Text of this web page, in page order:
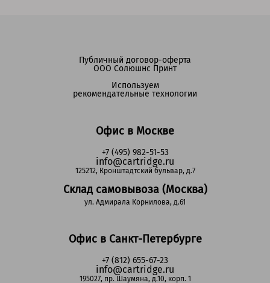
Офис в Москве
+7 (495) 982-51-53
info@cartridge.ru
125212, Кронштадтский бульвар, д.7
Склад самовывоза (Москва)
ул. Адмирала Корнилова, д.61
Офис в Санкт-Петербурге
+7 (812) 655-67-23
info@cartridge.ru
195027, пр. Шаумяна, д.10, корп. 1
Публичный договор-оферта
ООО Солюшнс Принт
Используем
рекомендательные технологии